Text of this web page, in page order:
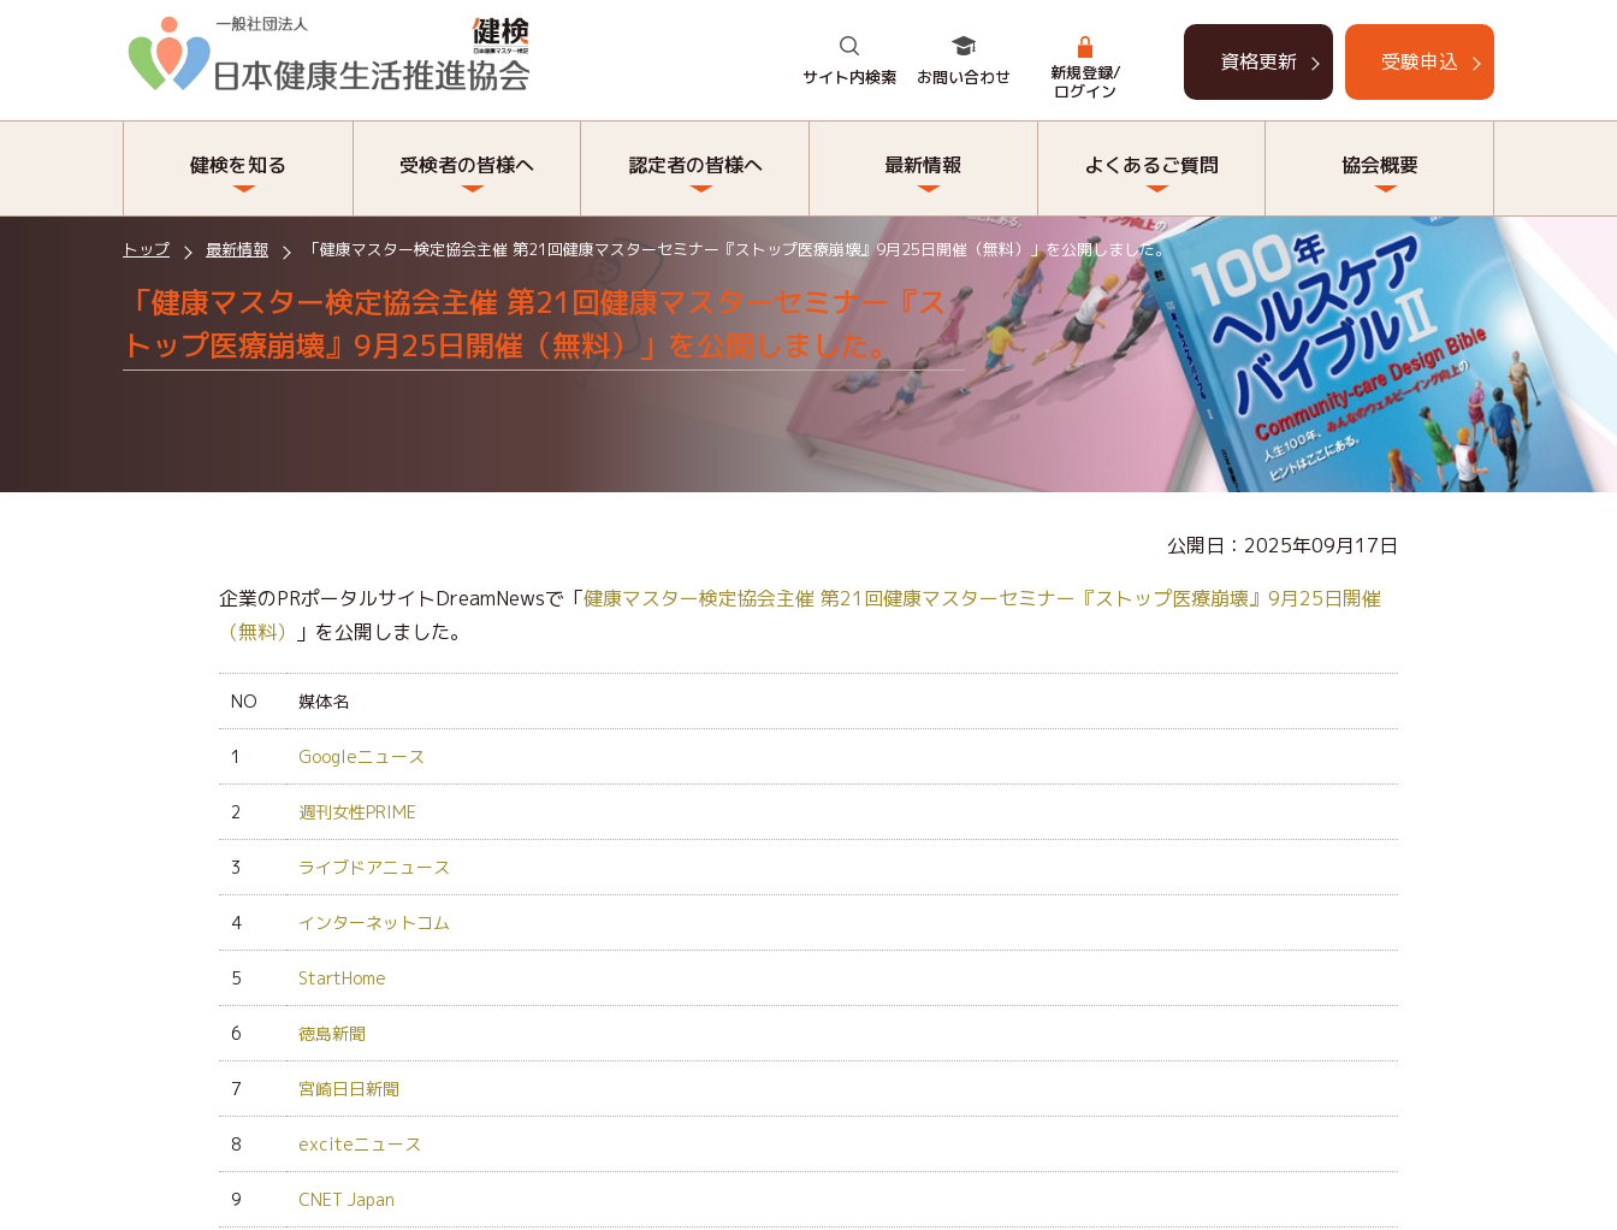
サイト内検索 お問い合わせ
新規登録/
ログイン
資格更新 受験申込
健検を知る 受検者の皆様へ 認定者の皆様へ 最新情報 よくあるご質問 協会概要
トップ 最新情報 「健康マスター検定協会主催 第21回健康マスターセミナー『ストップ医療崩壊』9月25日開催（無料）」を公開しました。
「健康マスター検定協会主催 第21回健康マスターセミナー『ス
トップ医療崩壊』9月25日開催（無料）」を公開しました。
公開日：2025年09月17日
企業のPRポータルサイトDreamNewsで「健康マスター検定協会主催 第21回健康マスターセミナー『ストップ医療崩壊』9月25日開催
（無料）
」を公開しました。
NO 媒体名
1 Googleニュース
2 週刊女性PRIME
3 ライブドアニュース
4 インターネットコム
5 StartHome
6 徳島新聞
7 宮崎日日新聞
8 exciteニュース
9 CNET Japan